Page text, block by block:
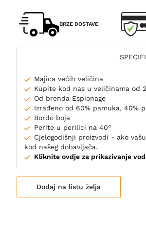
BRZE DOSTAVE
Majica većih veličina
Kupite kod nas u veličinama od
Od brenda Espionage
Izrađeno od 60% pamuka, 40%
Bordo boja
Perite u perilici na 40°
Cjelogodišnji proizvodi - ako
kod našeg dobavljača.
Kliknite ovdje za prikazivanje
Dodaj na listu želja